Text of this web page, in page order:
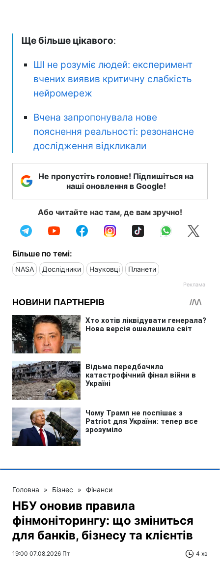
Ще більше цікавого:
ШІ не розуміє людей: експеримент
вчених виявив критичну слабкість
нейромереж
Вчена запропонувала нове
пояснення реальності: резонансне
дослідження відкликали
Не пропустіть головне! Підпишіться на
наші оновлення в Google!
Або читайте нас там, де вам зручно!
Більше по темі:
NASA Дослідники Науковці Планети
Головна » Бізнес » Фінанси
НБУ оновив правила
фінмоніторингу: що зміниться
для банків, бізнесу та клієнтів
19:00 07.08.2026 Пт 4 хв